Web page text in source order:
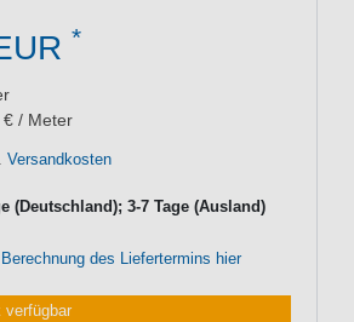
*
€ / Meter
Versandkosten
(Deutschland); 3-7 Tage (Ausland)
des Liefertermins hier
verfügbar